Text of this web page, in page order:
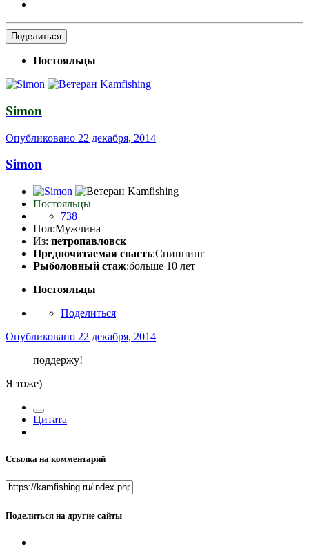
Поделиться
Постояльцы
Simon
Опубликовано 22 декабря, 2014
Simon
Постояльцы
738
Пол:Мужчина
Из: петропавловск
Предпочитаемая снасть:Спиннинг
Рыболовный стаж:больше 10 лет
Постояльцы
Поделиться
Опубликовано 22 декабря, 2014
поддержу!
Я тоже)
Цитата
Ссылка на комментарий
Поделиться на другие сайты